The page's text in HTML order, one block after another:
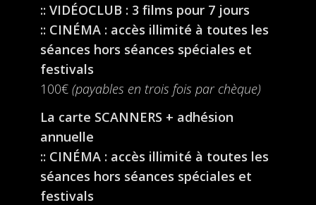
:: VIDÉOCLUB : 3 films pour 7 jours
:: CINÉMA : accès illimité à toutes les
séances hors séances spéciales et
festivals
100€ (payables en trois fois par chèque)
La carte SCANNERS + adhésion
annuelle
:: CINÉMA : accès illimité à toutes les
séances hors séances spéciales et
festivals